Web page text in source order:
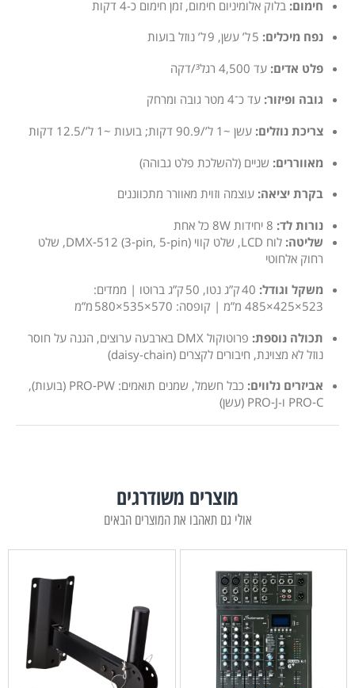
חימום: בלוק אלומיניום חימום, זמן חימום כ-4 דקות
נפח מיכלים:
פלט אדים: עד 4,500 רגל³/דקה
גובה ופיזור: עד כ־4 מטר גובה ומרחק
צריכת נוזלים: עשן ~1 ל’/90.9 דקות; בועות ~1 ל’/12.5 דקות
מאווררים: שניים (להשלכת פלט גבוהה)
בקרת יציאה: עוצמה וזוית מאוורר מתכווננים
נורות לד:
שליטה:
לוח LCD, שלט קווי DMX‑512 (3‑pin, 5‑pin), שלט
רחוק אלחוטי
משקל וגודל:
40 ק”ג נטו, 50 ק”ג ברוטו | ממדים:
523×425×485 מ”מ | קופסה: 570×535×580 מ”מ
תכולה נוספת:
פרוטוקול DMX בארבעה ערוצים, הגנה על חוסר
נוזל לא מצוינת, חיבורים לקצרים (daisy-chain)
אביזרים נלווים:
כבל חשמל, שמנים תואמים: PRO‑PW (בועות),
PRO‑C ו-PRO‑J (עשן)
מוצרים משודרגים
אולי גם תאהבו את המוצרים הבאים